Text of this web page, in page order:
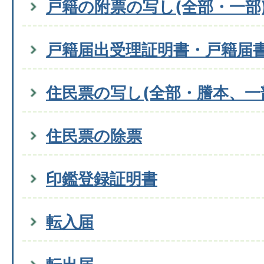
戸籍の附票の写し(全部・一
戸籍届出受理証明書・戸籍届
住民票の写し(全部・謄本、
住民票の除票
印鑑登録証明書
転入届